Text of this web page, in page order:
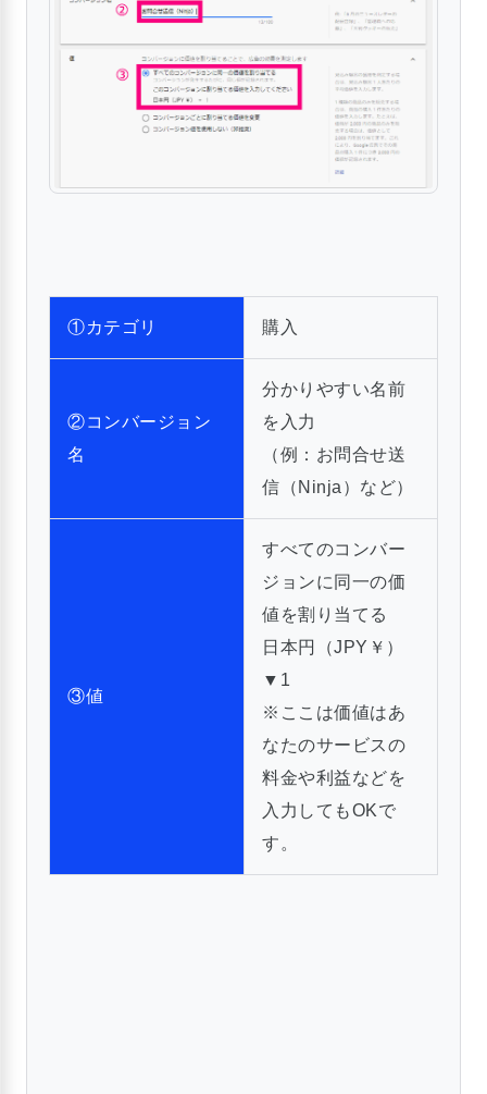
①カテゴリ 購入
②コンバージョン
名
分かりやすい名前
を入力
（例：お問合せ送
信（Ninja）など）
③値
すべてのコンバー
ジョンに同一の価
値を割り当てる
日本円（JPY￥）
▼1
※ここは価値はあ
なたのサービスの
料金や利益などを
入力してもOKで
す。